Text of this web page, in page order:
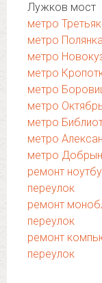
Лужков мост
метро
метро
метро
метро
метро
метро
метро
метро
метро
ремонт
переулок
ремонт
переулок
ремонт
переулок